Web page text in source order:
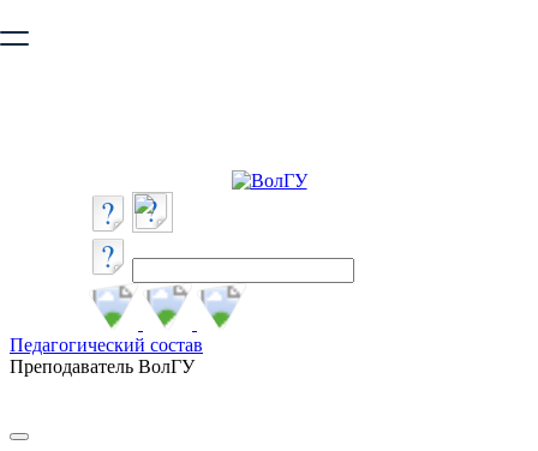
безопасную работу с сайтом. Пожалуйста
Педагогический состав
Преподаватель ВолГУ